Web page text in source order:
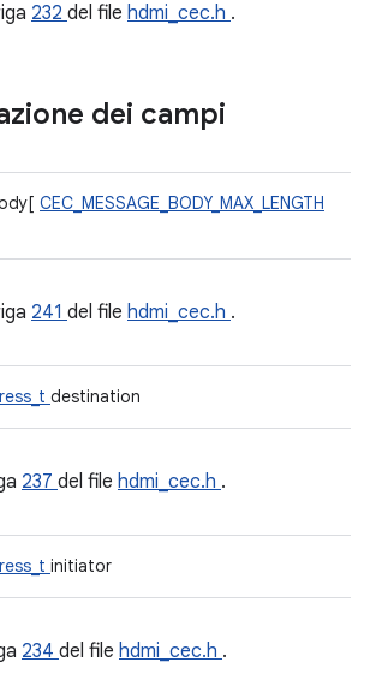
232 del file hdmi_cec.h .
dei campi
CEC_MESSAGE_BODY_MAX_LENGTH
241 del file hdmi_cec.h .
destination
237 del file hdmi_cec.h .
initiator
234 del file hdmi_cec.h .